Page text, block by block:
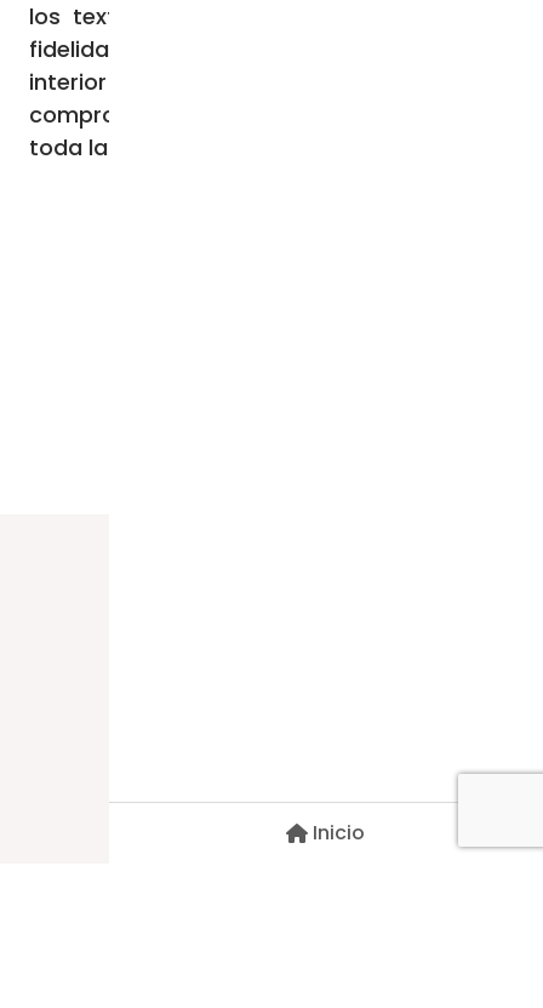
los textos y ordenamientos vigentes, una
fidelidad que debe brotar de una actitud
interior de humildad ante Dios y de un
compromiso sincero con la comunión de
toda la Iglesia.
Inicio